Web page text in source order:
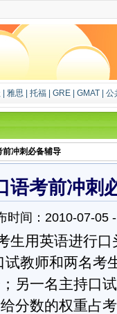
雅思 托福 GRE GMAT 公
前冲刺必备辅导
语考前冲刺
时间：2010-07-05
生用英语进行口
教师和两名考
另一名主持口
分数的权重占